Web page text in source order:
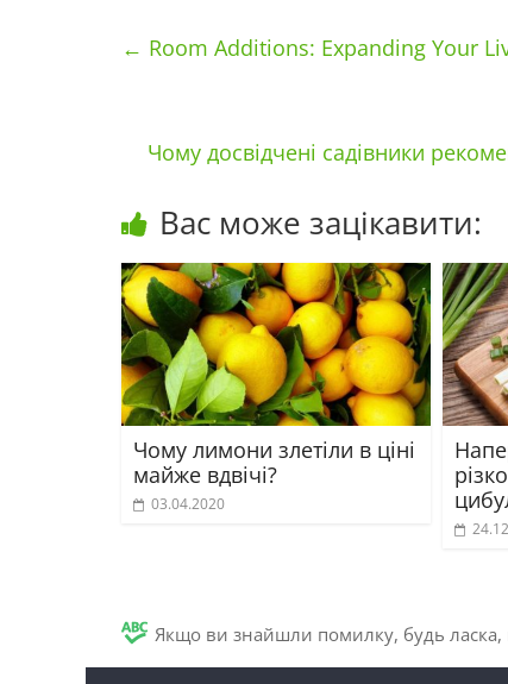
← Room Additions: Expanding Your
Чому досвідчені садівники
Вас може зацікавити:
Чому лимони злетіли в ціні
майже вдвічі?
03.04.2020
Якщо ви знайшли помилку, будь ласка,